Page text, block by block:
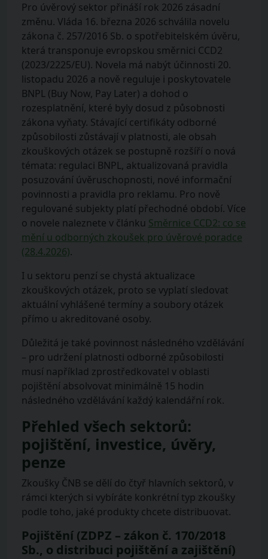
Pro úvěrový sektor přináší rok 2026 zásadní
změnu. Vláda 16. března 2026 schválila novelu
zákona č. 257/2016 Sb. o spotřebitelském úvěru,
která transponuje evropskou směrnici CCD2
(2023/2225/EU). Novela má nabýt účinnosti 20.
listopadu 2026 a nově reguluje i poskytovatele
BNPL (Buy Now, Pay Later) a dohod o
rozesplatnění, které byly dosud z působnosti
zákona vyňaty. Stávající certifikáty odborné
způsobilosti zůstávají v platnosti, ale obsah
zkouškových otázek se postupně rozšíří o nová
témata: regulaci BNPL, aktualizovaná pravidla
posuzování úvěruschopnosti, nové informační
povinnosti a pravidla pro reklamu. Pro nově
regulované subjekty platí přechodné období. Více
o novele naleznete v článku Směrnice CCD2: co se
mění u odborných zkoušek pro úvěrové poradce
(28.4.2026).
I u sektoru penzí se chystá aktualizace
zkouškových otázek, proto se vyplatí sledovat
aktuální vyhlášené termíny a soubory otázek
přímo u akreditované osoby.
Důležitá je také povinnost následného vzdělávání
– pro udržení platnosti odborné způsobilosti
musí například zprostředkovatel v oblasti
pojištění absolvovat minimálně 15 hodin
následného vzdělávání každý kalendářní rok.
Přehled všech sektorů:
pojištění, investice, úvěry,
penze
Zkoušky ČNB se dělí do čtyř hlavních sektorů, v
rámci kterých si vybíráte konkrétní typ zkoušky
podle toho, jaké produkty chcete distribuovat.
Pojištění (ZDPZ – zákon č. 170/2018
Sb., o distribuci pojištění a zajištění)